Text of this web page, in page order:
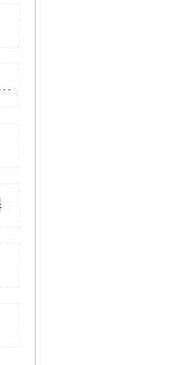
机组